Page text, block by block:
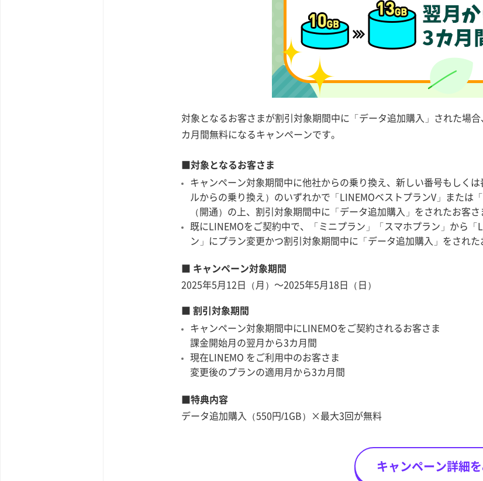
対象となるお客さまが割引対象期間中に「データ追加購入」された場
カ月間無料になるキャンペーンです。
■対象となるお客さま
キャンペーン対象期間中に他社からの乗り換え、新しい番号もしく
ルからの乗り換え）のいずれかで「LINEMOベストプランV」または
（開通）の上、割引対象期間中に「データ追加購入」をされたお客さ
既にLINEMOをご契約中で、「ミニプラン」「スマホプラン」から
ン」にプラン変更かつ割引対象期間中に「データ追加購入」をされた
■ キャンペーン対象期間
2025年5月12日（月）～2025年5月18日（日）
■ 割引対象期間
キャンペーン対象期間中にLINEMOをご契約されるお客さま
課金開始月の翌月から3カ月間
現在LINEMO をご利用中のお客さま
変更後のプランの適用月から3カ月間
■特典内容
データ追加購入（550円/1GB）×最大3回が無料
キャンペーン詳細